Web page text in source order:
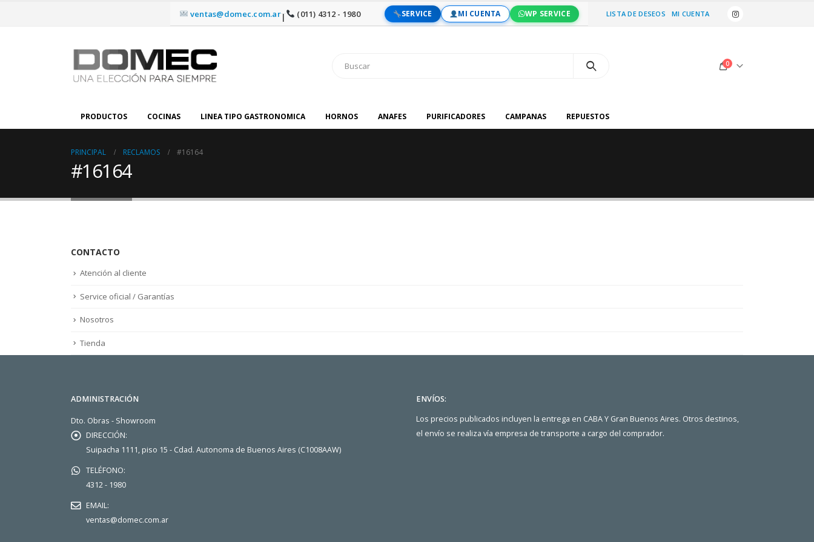
ventas@domec.com.ar| (011) 4312 - 1980 SERVICE MI CUENTA WP SERVICE LISTA DE DESEOS MI CUENTA
0
PRODUCTOS COCINAS LINEA TIPO GASTRONOMICA HORNOS ANAFES PURIFICADORES CAMPANAS REPUESTOS
PRINCIPAL RECLAMOS #16164
#16164
CONTACTO
Atención al cliente
Service oficial / Garantías
Nosotros
Tienda
ADMINISTRACIÓN
Dto. Obras - Showroom
DIRECCIÓN:
Suipacha 1111, piso 15 - Cdad. Autonoma de Buenos Aires (C1008AAW)
TELÉFONO:
4312 - 1980
EMAIL:
ventas@domec.com.ar
ENVÍOS:
Los precios publicados incluyen la entrega en CABA Y Gran Buenos Aires. Otros destinos,
el envío se realiza vía empresa de transporte a cargo del comprador.